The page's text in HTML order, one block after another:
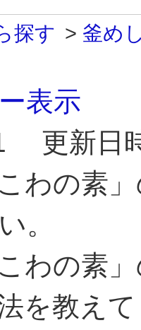
探す > 釜め
表示
更新日
こわの素
。
こわの素
を教え